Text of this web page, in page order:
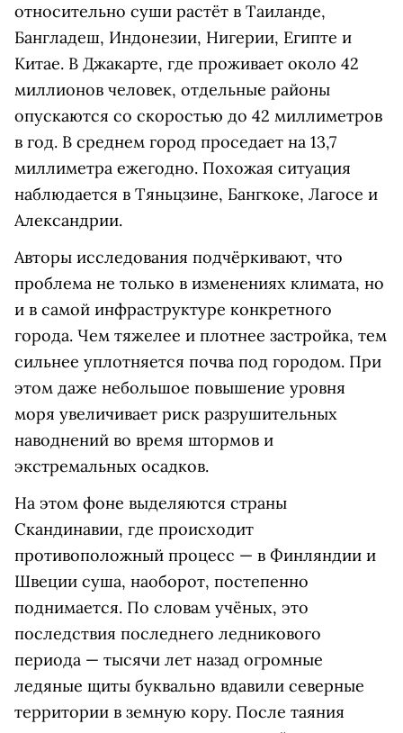
относительно суши растёт в Таиланде,
Бангладеш, Индонезии, Нигерии, Египте и
Китае. В Джакарте, где проживает около 42
миллионов человек, отдельные районы
опускаются со скоростью до 42 миллиметров
в год. В среднем город проседает на 13,7
миллиметра ежегодно. Похожая ситуация
наблюдается в Тяньцзине, Бангкоке, Лагосе и
Александрии.
Авторы исследования подчёркивают, что
проблема не только в изменениях климата, но
и в самой инфраструктуре конкретного
города. Чем тяжелее и плотнее застройка, тем
сильнее уплотняется почва под городом. При
этом даже небольшое повышение уровня
моря увеличивает риск разрушительных
наводнений во время штормов и
экстремальных осадков.
На этом фоне выделяются страны
Скандинавии, где происходит
противоположный процесс — в Финляндии и
Швеции суша, наоборот, постепенно
поднимается. По словам учёных, это
последствия последнего ледникового
периода — тысячи лет назад огромные
ледяные щиты буквально вдавили северные
территории в земную кору. После таяния